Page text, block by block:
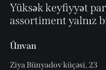
Yüksək keyfiyyət
assortiment yalnız
Ünvan
Ziya Bünyadov küçəsi, 23